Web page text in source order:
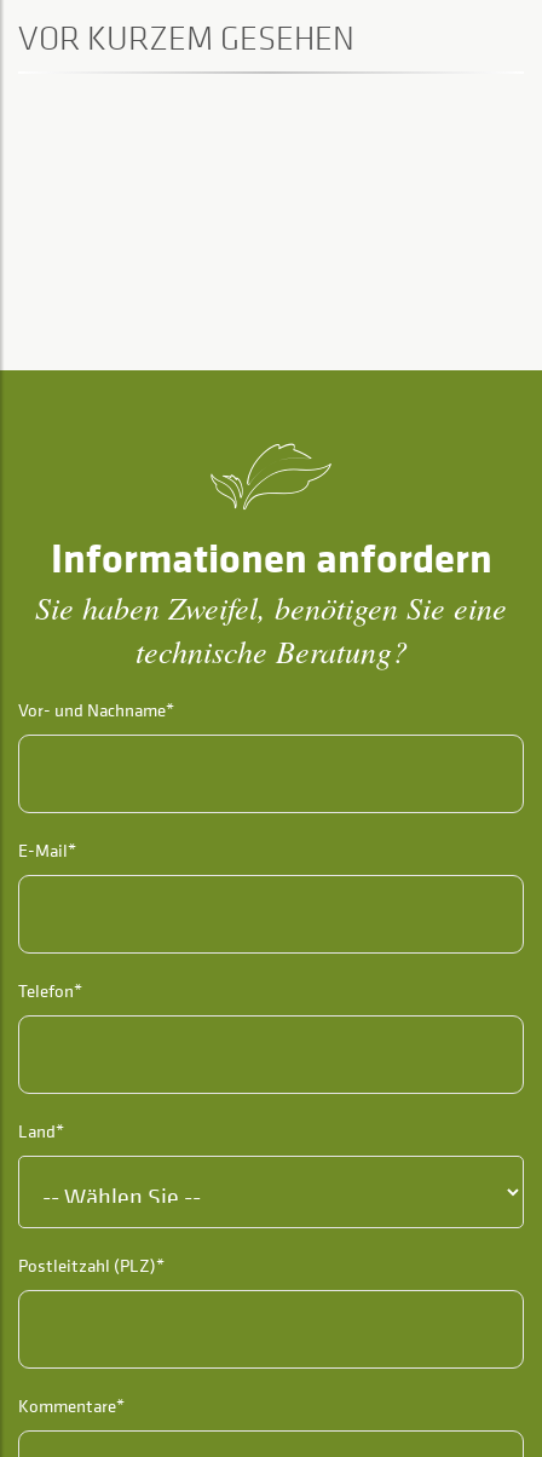
VOR KURZEM GESEHEN
Informationen anfordern
Sie haben Zweifel, benötigen Sie eine
technische Beratung?
Vor- und Nachname*
E-Mail*
Telefon*
Land*
Postleitzahl (PLZ)*
Kommentare*